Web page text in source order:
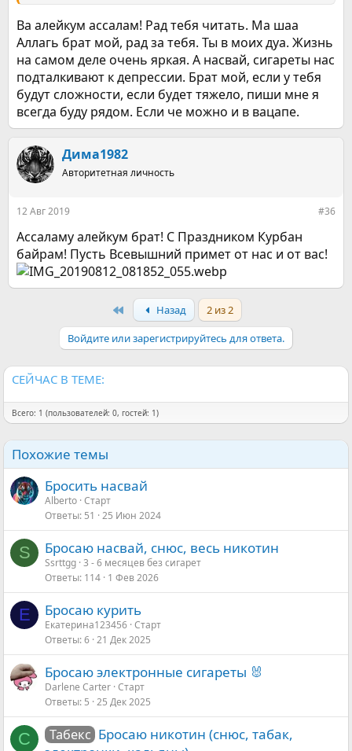
Ва алейкум ассалам! Рад тебя читать. Ма шаа
Аллагь брат мой, рад за тебя. Ты в моих дуа. Жизнь
на самом деле очень яркая. А насвай, сигареты нас
подталкивают к депрессии. Брат мой, если у тебя
будут сложности, если будет тяжело, пиши мне я
всегда буду рядом. Если че можно и в вацапе.
Дима1982
Авторитетная личность
12 Авг 2019 #36
Ассаламу алейкум брат! С Праздником Курбан
байрам! Пусть Всевышний примет от нас и от вас!
Назад
2 из 2
Войдите или зарегистрируйтесь для ответа.
СЕЙЧАС В ТЕМЕ:
Всего: 1 (пользователей: 0, гостей: 1)
Похожие темы
Бросить насвай
Аlberto Старт
Ответы 51 25 Июн 2024
S Бросаю насвай, снюс, весь никотин
Ssrttgg 3 - 6 месяцев без сигарет
Ответы 114 1 Фев 2026
Е Бросаю курить
Екатерина123456 Старт
Ответы 6 21 Дек 2025
Бросаю электронные сигареты 🐰
Darlene Carter Старт
Ответы 5 25 Дек 2025
C Табекс Бросаю никотин (снюс, табак,